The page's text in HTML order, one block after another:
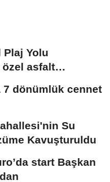
Plaj Yolu
özel asfalt
7 dönümlük cennet
Su
Kavuşturuldu
start Başkan